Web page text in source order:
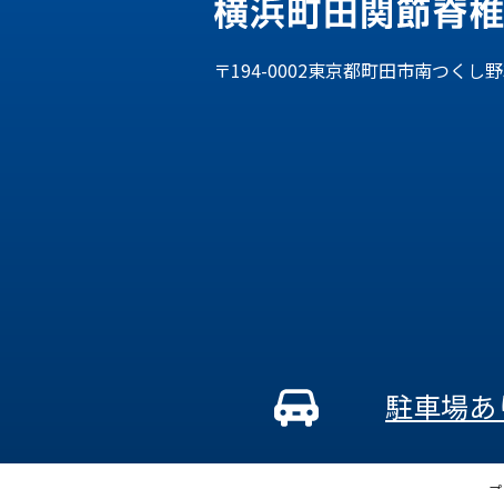
〒194-0002東京都町田市南つくし
駐車場あ